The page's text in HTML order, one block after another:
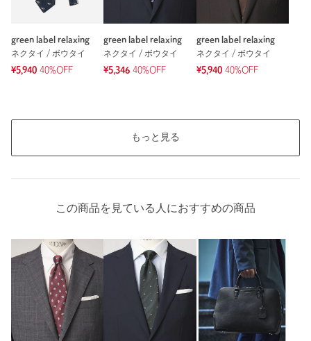
素材 シルク100％
green label relaxing
ネクタイ / ボウタイ
¥5,940 40%OFF
green label relaxing
ネクタイ / ボウタイ
¥5,346 40%OFF
green label relaxing
ネクタイ / ボウタイ
¥5,940 40%OFF
もっと見る
この商品を見ている人におすすめの商品